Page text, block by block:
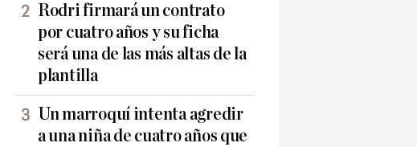
Rodri firmará un contrato
por cuatro años y su ficha
será una de las más altas de la
plantilla
Un marroquí intenta agredir
a una niña de cuatro años que